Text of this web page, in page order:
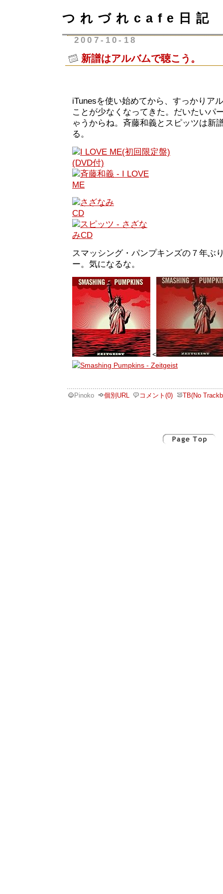
つれづれcafe日記
2007-10-18
新譜はアルバムで聴こう。
iTunesを使い始めてから、すっかりア
ことが少なくなってきた。だいたいパ
ゃうからね。斉藤和義とスピッツは新
る。
スマッシング・パンプキンズの７年ぶ
ー。気になるな。
<
Pinoko 個別URL コメント(0) TB(No